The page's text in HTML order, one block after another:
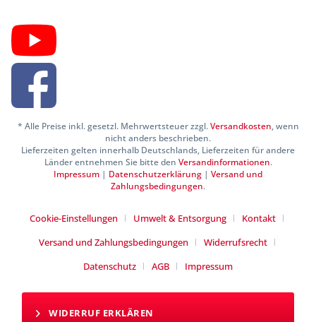
* Alle Preise inkl. gesetzl. Mehrwertsteuer zzgl.Versandkosten, wenn
nicht anders beschrieben.
Lieferzeiten gelten innerhalb Deutschlands, Lieferzeiten für andere
Länder entnehmen Sie bitte den Versandinformationen.
Impressum | Datenschutzerklärung | Versand und
Zahlungsbedingungen.
Cookie-Einstellungen Umwelt & Entsorgung
Kontakt
Versand und Zahlungsbedingungen
Widerrufsrecht
Datenschutz
AGB Impressum
WIDERRUF ERKLÄREN